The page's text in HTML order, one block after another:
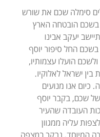
סימלה שכם את שורש
בשכם הובטחה הארץ
יעקב אבינו
החל סיפור יוסף
הועלו עצמותיו,
ישראל לאלוקיו.
אנו מנועים
שכם, בקבר יוסף
העובדה שהעיר
עליה ממגוון
המיוחד. נבקר במצפה